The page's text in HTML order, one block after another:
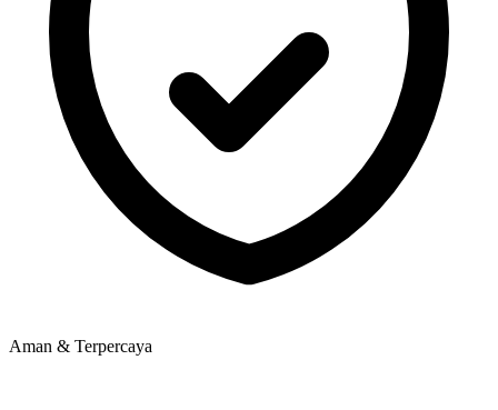
Aman & Terpercaya